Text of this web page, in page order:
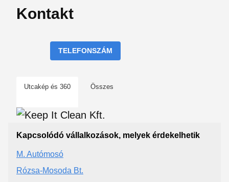
Kontakt
TELEFONSZÁM
Utcakép és 360 Összes
Kapcsolódó vállalkozások, melyek érdekelhetik
M. Autómosó
Rózsa-Mosoda Bt.